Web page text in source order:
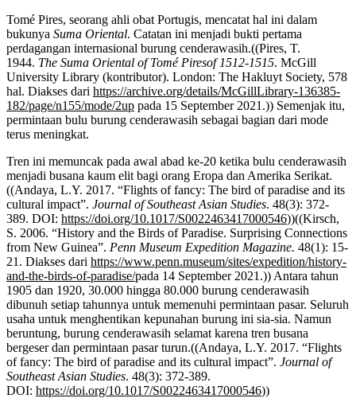
Tomé Pires, seorang ahli obat Portugis, mencatat hal ini dalam
bukunya Suma Oriental. Catatan ini menjadi bukti pertama
perdagangan internasional burung cenderawasih.((Pires, T.
1944. The Suma Oriental of Tomé Piresof 1512-1515. McGill
University Library (kontributor). London: The Hakluyt Society, 578
hal. Diakses dari https://archive.org/details/McGillLibrary-136385-
182/page/n155/mode/2up pada 15 September 2021.)) Semenjak itu,
permintaan bulu burung cenderawasih sebagai bagian dari mode
terus meningkat.
Tren ini memuncak pada awal abad ke-20 ketika bulu cenderawasih
menjadi busana kaum elit bagi orang Eropa dan Amerika Serikat.
((Andaya, L.Y. 2017. “Flights of fancy: The bird of paradise and its
cultural impact”. Journal of Southeast Asian Studies. 48(3): 372-
389. DOI: https://doi.org/10.1017/S0022463417000546))((Kirsch,
S. 2006. “History and the Birds of Paradise. Surprising Connections
from New Guinea”. Penn Museum Expedition Magazine. 48(1): 15-
21. Diakses dari https://www.penn.museum/sites/expedition/history-
and-the-birds-of-paradise/pada 14 September 2021.)) Antara tahun
1905 dan 1920, 30.000 hingga 80.000 burung cenderawasih
dibunuh setiap tahunnya untuk memenuhi permintaan pasar. Seluruh
usaha untuk menghentikan kepunahan burung ini sia-sia. Namun
beruntung, burung cenderawasih selamat karena tren busana
bergeser dan permintaan pasar turun.((Andaya, L.Y. 2017. “Flights
of fancy: The bird of paradise and its cultural impact”. Journal of
Southeast Asian Studies. 48(3): 372-389.
DOI: https://doi.org/10.1017/S0022463417000546))